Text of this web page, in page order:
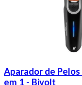
Aparador de
em 1 - Bivolt